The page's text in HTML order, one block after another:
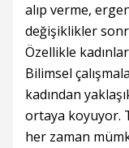
alıp verme,
değişiklikler
Özellikle
Bilimsel
kadından
ortaya koyuyor.
her zaman